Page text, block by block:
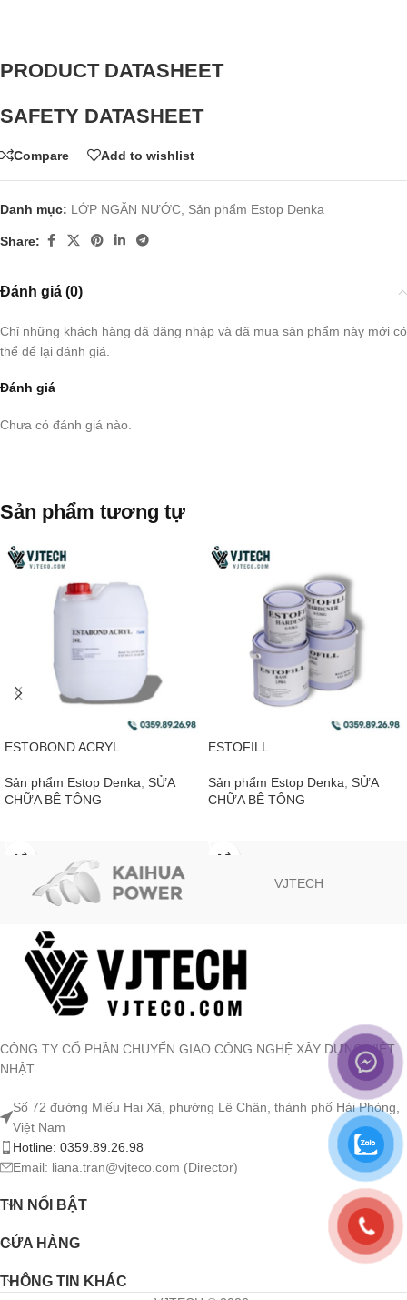
PRODUCT DATASHEET
SAFETY DATASHEET
Compare Add to wishlist
Danh mục: LỚP NGĂN NƯỚC, Sản phẩm Estop Denka
Share:
Đánh giá (0)
Đánh giá
Chưa có đánh giá nào.
Chỉ những khách hàng đã đăng nhập và đã mua sản phẩm này mới có
thể để lại đánh giá.
Sản phẩm tương tự
ESTOBOND ACRYL
Sản phẩm Estop Denka, SỬA
CHỮA BÊ TÔNG
ESTOFILL
Sản phẩm Estop Denka, SỬA
CHỮA BÊ TÔNG
VJTECH
CÔNG TY CỔ PHẦN CHUYỂN GIAO CÔNG NGHỆ XÂY DỰNG VIỆT
NHẬT
Số 72 đường Miếu Hai Xã, phường Lê Chân, thành phố Hải Phòng,
Việt Nam
Hotline: 0359.89.26.98
Email: liana.tran@vjteco.com (Director)
TIN NỔI BẬT
CỬA HÀNG
THÔNG TIN KHÁC